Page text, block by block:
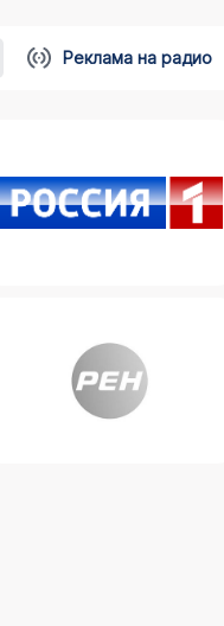
Реклама на радио